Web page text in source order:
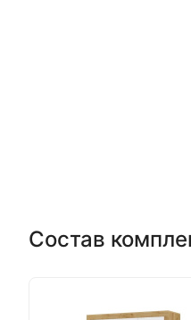
Состав